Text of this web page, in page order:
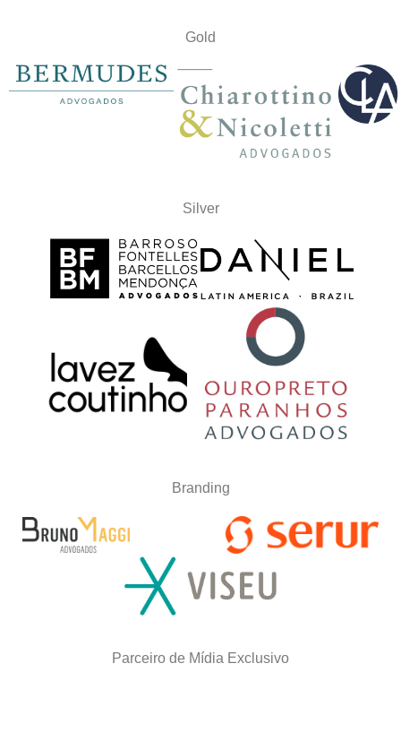
Gold
Silver
Branding
Parceiro de Mídia Exclusivo